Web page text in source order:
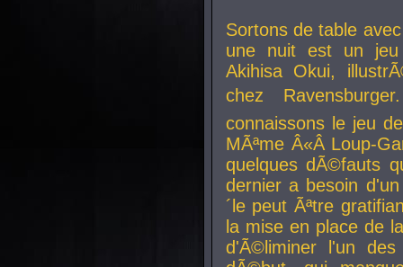
Sortons de table
une nuit est un
Akihisa Okui,
chez
connaissons le jeu
MÃªme Â«Â Loup-
quelques dÃ©fauts
dernier a besoin
´le peut Ãªtre
la mise en place de
d'Ã©liminer l'un